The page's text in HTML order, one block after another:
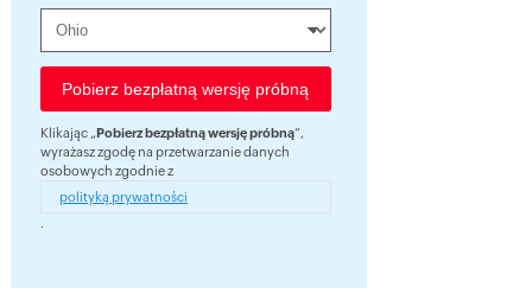
Klikając „Pobierz bezpłatną wersję próbną”,
wyrażasz zgodę na przetwarzanie danych
osobowych zgodnie z
polityką prywatności